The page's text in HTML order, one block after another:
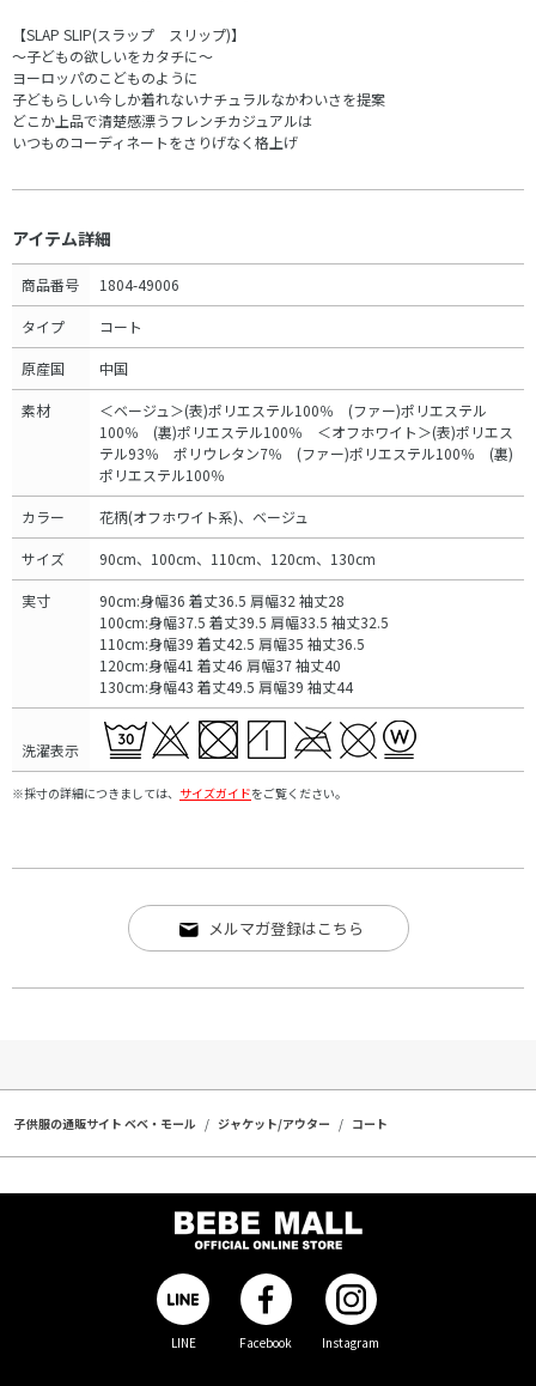
【SLAP SLIP(スラップ スリップ)】
～子どもの欲しいをカタチに～
ヨーロッパのこどものように
子どもらしい今しか着れないナチュラルなかわいさを提案
どこか上品で清楚感漂うフレンチカジュアルは
いつものコーディネートをさりげなく格上げ
アイテム詳細
商品番号 1804-49006
タイプ コート
原産国 中国
素材
＜ベージュ＞(表)ポリエステル100％ (ファー)ポリエステル
100％ (裏)ポリエステル100％ ＜オフホワイト＞(表)ポリエス
テル93％ ポリウレタン7％ (ファー)ポリエステル100％ (裏)
ポリエステル100％
カラー 花柄(オフホワイト系)、ベージュ
サイズ 90cm、100cm、110cm、120cm、130cm
実寸
90cm:身幅36 着丈36.5 肩幅32 袖丈28
100cm:身幅37.5 着丈39.5 肩幅33.5 袖丈32.5
110cm:身幅39 着丈42.5 肩幅35 袖丈36.5
120cm:身幅41 着丈46 肩幅37 袖丈40
130cm:身幅43 着丈49.5 肩幅39 袖丈44
洗濯表示
※採寸の詳細につきましては、 サイズガイドをご覧ください。
メルマガ登録はこちら
子供服の通販サイト ベベ・モール ジャケット/アウター コート
LINE Facebook Instagram